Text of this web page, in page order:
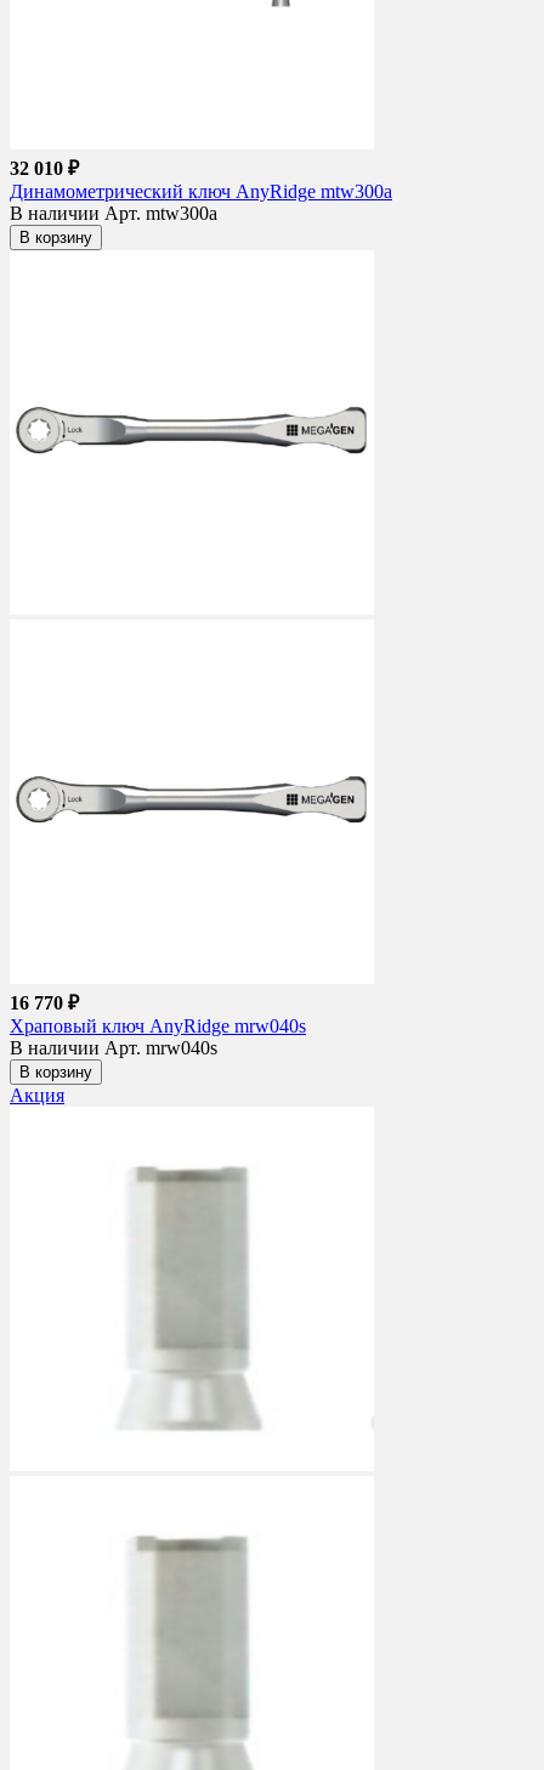
32 010 ₽
Динамометрический ключ AnyRidge mtw300a
В наличии Арт. mtw300a
В корзину
16 770 ₽
Храповый ключ AnyRidge mrw040s
В наличии Арт. mrw040s
В корзину
Акция